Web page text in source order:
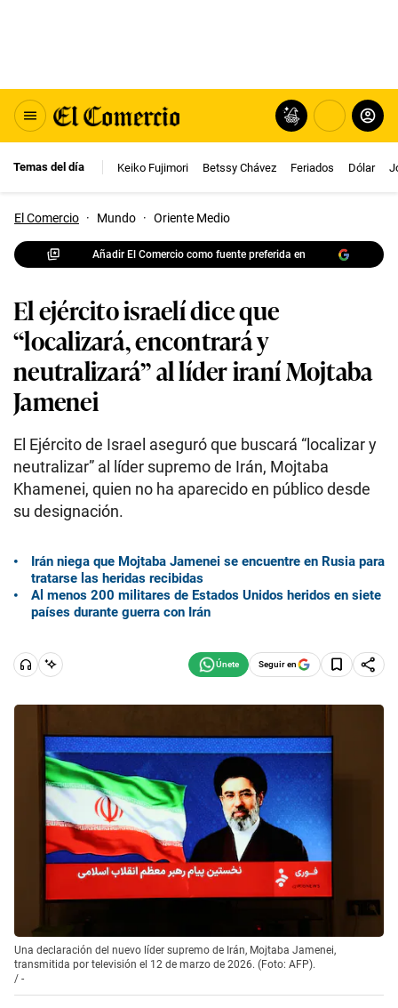
Temas del día Keiko Fujimori Betssy Chávez Feriados Dólar
El Comercio · Mundo · Oriente Medio
Añadir El Comercio como fuente preferida en
El ejército israelí dice que
“localizará, encontrará y
neutralizará” al líder iraní Mojtaba
Jamenei
El Ejército de Israel aseguró que buscará “localizar y
neutralizar” al líder supremo de Irán, Mojtaba
Khamenei, quien no ha aparecido en público desde
su designación.
Irán niega que Mojtaba Jamenei se encuentre en Rusia para
tratarse las heridas recibidas
Al menos 200 militares de Estados Unidos heridos en siete
países durante guerra con Irán
Seguir en
Una declaración del nuevo líder supremo de Irán, Mojtaba Jamenei,
transmitida por televisión el 12 de marzo de 2026. (Foto: AFP).
/ -